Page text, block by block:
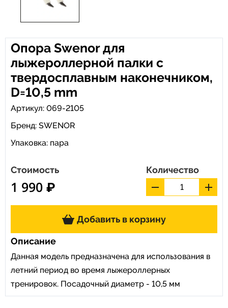
Опора Swenor для
лыжероллерной палки с
твердосплавным наконечником,
D=10,5 mm
Артикул: 069-2105
Бренд: SWENOR
Упаковка: пара
Стоимость
1 990 ₽
Количество
Добавить в корзину
Описание
Данная модель предназначена для использования в
летний период во время лыжероллерных
тренировок. Посадочный диаметр - 10,5 мм